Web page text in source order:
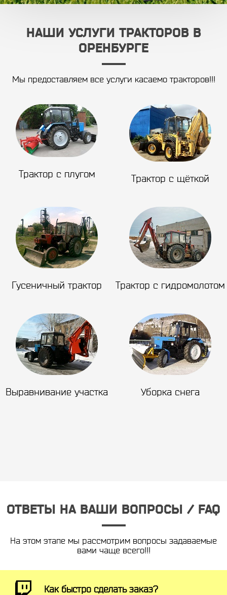
НАШИ УСЛУГИ ТРАКТОРОВ В
ОРЕНБУРГЕ
Мы предоставляем все услуги касаемо тракторов!!!
Трактор с плугом Трактор с щёткой
Гусеничный трактор Трактор с гидромолотом
Выравнивание участка Уборка снега
ОТВЕТЫ НА ВАШИ ВОПРОСЫ / FAQ
На этом этапе мы рассмотрим вопросы задаваемые
вами чаще всего!!!
Как быстро сделать заказ?